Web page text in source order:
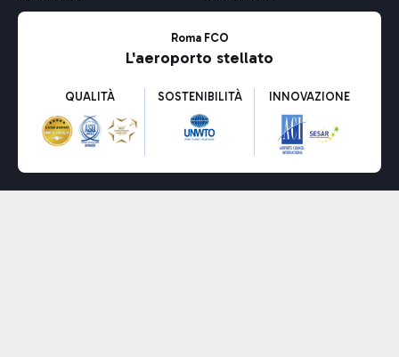
Roma FCO
L'aeroporto stellato
QUALITÀ SOSTENIBILITÀ INNOVAZIONE